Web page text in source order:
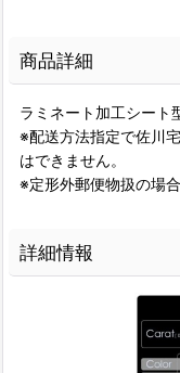
商品詳細
ラミネート加工シー
※配送方法指定で佐川
はできません。
※定形外郵便物扱の場
詳細情報